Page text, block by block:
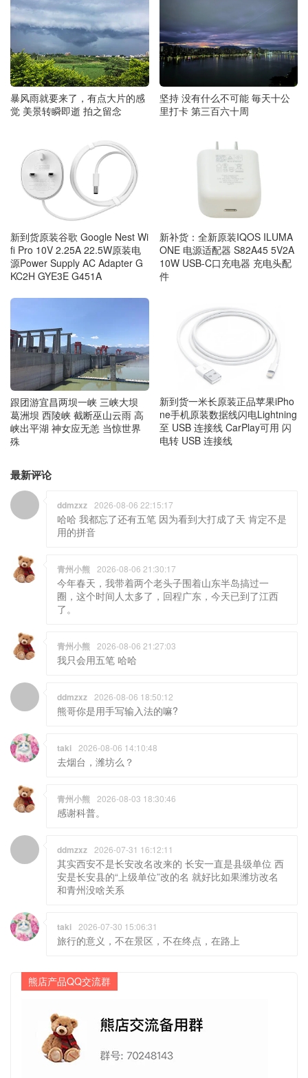
暴风雨就要来了，有点大片的感
觉 美景转瞬即逝 拍之留念
坚持 没有什么不可能 毎天十公
里打卡 第三百六十周
新到货原装谷歌 Google Nest Wi
fi Pro 10V 2.25A 22.5W原装电
源Power Supply AC Adapter G
KC2H GYE3E G451A
新补货：全新原装IQOS ILUMA
ONE 电源适配器 S82A45 5V2A
10W USB-C口充电器 充电头配
件
跟团游宜昌两坝一峡 三峡大坝
葛洲坝 西陵峡 截断巫山云雨 高
峡出平湖 神女应无恙 当惊世界
殊
新到货一米长原装正品苹果iPho
ne手机原装数据线闪电Lightning
至 USB 连接线 CarPlay可用 闪
电转 USB 连接线
最新评论
ddmzxz 2026-08-06 22:15:17
哈哈 我都忘了还有五笔 因为看到大打成了天 肯定不是
用的拼音
青州小熊 2026-08-06 21:30:17
今年春天，我带着两个老头子围着山东半岛搞过一
圈，这个时间人太多了，回程广东，今天已到了江西
了。
青州小熊 2026-08-06 21:27:03
我只会用五笔 哈哈
ddmzxz 2026-08-06 18:50:12
熊哥你是用手写输入法的嘛?
taki 2026-08-06 14:10:48
去烟台，潍坊么？
青州小熊 2026-08-03 18:30:46
感谢科普。
ddmzxz 2026-07-31 16:12:11
其实西安不是长安改名改来的 长安一直是县级单位 西
安是长安县的“上级单位”改的名 就好比如果潍坊改名
和青州没啥关系
taki 2026-07-30 15:06:31
旅行的意义，不在景区，不在终点，在路上
熊店产品QQ交流群